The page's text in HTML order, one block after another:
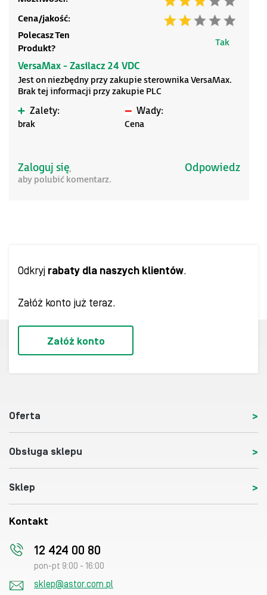
Cena/jakość:
Polecasz Ten
Produkt?
Tak
VersaMax - Zasilacz 24 VDC
Jest on niezbędny przy zakupie sterownika VersaMax.
Brak tej informacji przy zakupie PLC
Zalety:
brak
Wady:
Cena
Zaloguj się,
aby polubić komentarz.
Odpowiedz
Odkryj rabaty dla naszych klientów.
Załóż konto już teraz.
Załóż konto
Oferta
Obsługa sklepu
Sklep
Kontakt
12 424 00 80
pon-pt 9:00 - 16:00
sklep@astor.com.pl